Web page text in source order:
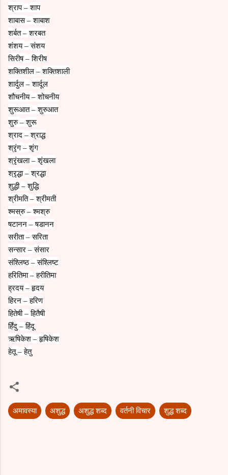
श्राप–शाप
शाबास–शाबाश
शर्बत–शरबत
शंशय–संशय
सिरीष–शिरीष
शक्तिशील –शक्तिशाली
शार्दुल –शार्दूल
शौचनीय–शोचनीय
शुरूआत–शुरुआत
शुरु–शुरू
श्राद –श्राद्ध
श्रृंग –शृंग
श्रृंखला–शृंखला
श्रृद्धा–श्रद्धा
शुद्धी–शुद्धि
श्रीमति–श्रीमती
श्मस्रु–श्मश्रु
षटानन –षडानन
सरीता–सरिता
सन्सार –संसार
संश्लिष्ठ–संश्लिष्ट
हरितिमा–हरीतिमा
ह्रदय–हृदय
हिरन –हरिण
हितेषी–हितैषी
हिँदु –हिंदू
ऋषिकेश –हृषिकेश
हेतू–हेतु
अमावस्या अशुद्ध अशुद्ध शब्द वर्तनी विचार शुद्ध शब्द